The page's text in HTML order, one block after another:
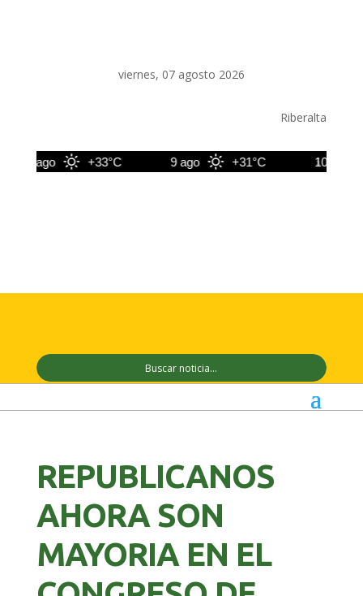
viernes, 07 agosto 2026
Riberalta
8 ago +33°C 9 ago +31°C 10 ago
REPUBLICANOS
AHORA SON
MAYORIA EN EL